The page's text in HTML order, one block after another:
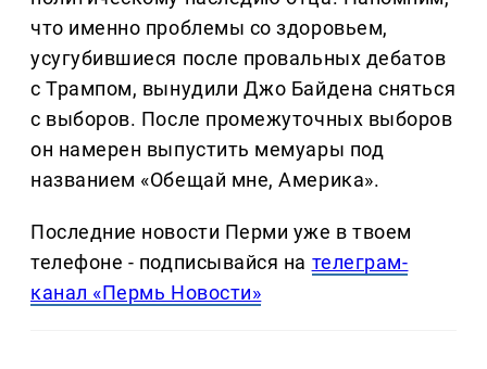
что именно проблемы со здоровьем,
усугубившиеся после провальных дебатов
с Трампом, вынудили Джо Байдена сняться
с выборов. После промежуточных выборов
он намерен выпустить мемуары под
названием «Обещай мне, Америка».
Последние новости Перми уже в твоем
телефоне - подписывайся на телеграм-
канал «Пермь Новости»